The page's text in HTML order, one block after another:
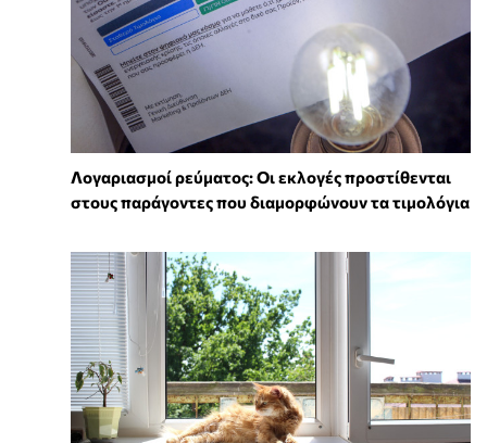
Λογαριασμοί ρεύματος: Οι εκλογές προστίθενται
στους παράγοντες που διαμορφώνουν τα τιμολόγια